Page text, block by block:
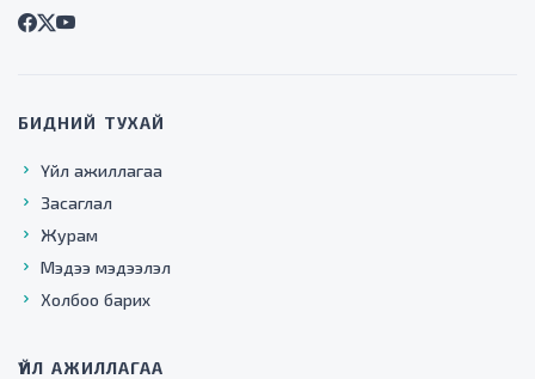
БИДНИЙ ТУХАЙ
Үйл ажиллагаа
Засаглал
Журам
Мэдээ мэдээлэл
Холбоо барих
ҮЙЛ АЖИЛЛАГАА